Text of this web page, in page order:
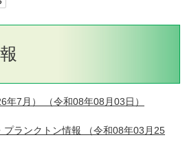
年7月） （令和08年08月03日）
プランクトン情報 （令和08年03月25